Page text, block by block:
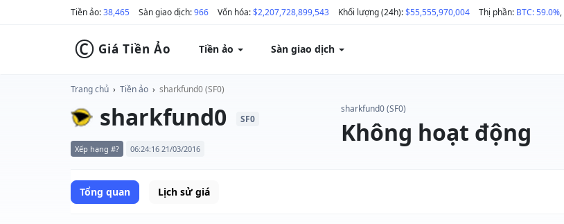
Tiền ảo:38,465 Sàn giao dịch:966 Vốn hóa:$2,207,728,899,543 Khối lượng (24h):$55,555,970,004 Thị phần: BTC: 59.0%,
© Giá Tiền Ảo Tiền ảo Sàn giao dịch
Trang chủ › Tiền ảo › sharkfund0 (SF0)
sharkfund0 SF0
Xếp hạng #? 06:24:16 21/03/2016
sharkfund0 (SF0)
Không hoạt động
Tổng quan Lịch sử giá